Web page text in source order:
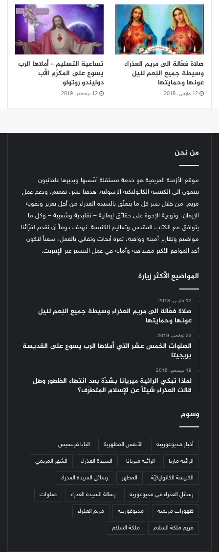
صلاة فعّالة الى مريم العذراء
وسيطة جميع النِعم لنيل
عونها وحمايتها
12 مارس، 2018
تساعية التسليم – أملاها الرب
يسوع على المكرّم الأب
دوليندو روتولو
12 نوفمبر، 2019
من نحن
موقع الأزمنة المريمية هو خدمة مستقلة أسّسها ويديرها علمانيون
ينتمون الى الكنيسة الكاثوليكية الرسولية. هدفنا نشر، تعميم، ودعم عمل
مريم. من خلال نشر كل ما يتعلّق بالسيدة العذراء من أجل تعزيز وتقوية
الإيمان، وتوعية الإخوة على حقائق إيمانية – تقليدية وشعبية – وكل ما
يتوافق مع الكتاب المقدس وتعاليم الكنيسة. نهدف دوماً أن نقدم لقرّائنا
مواضيع وتقارير أمينة ووافية، ثمرة أبحاث وتفاني بالعمل، سعياً لنكون
أحد المواقع الأكثر مصداقية وأمانة في عمل التبشير عبر الإنترنت.
المواضيع الأكثر زيارة
12 مارس، 2018
صلاة فعّالة الى مريم العذراء وسيطة جميع النِعم لنيل
عونها وحمايتها
23 نوفمبر، 2019
الصلوات الخمس عشر التي أملاها الرب يسوع على القديسة
بريجيتا
19 ديسمبر، 2016
لماذا تبكي الرائية ميريانا بشدّة بعد انتهاء الظهور وهل
قالت العذراء شيئاً عن الإسلام المتطرّف؟
وسوم
أخبار مديوغورييه الأنفس المطهرية البابا فرنسيس
الرائية ماريا الرائية ميريانا السيدة العذراء الشهر المريمي
الكنيسة الكاثوليكيّة المطهر رسائل السيدة العذراء
رسائل العذراء في مديوغوريه رسالة السيدة العذراء صلوات
ظهورات مريمية مديوغورييه مريم العذراء
مريم ملكة السلام ملكة السلام